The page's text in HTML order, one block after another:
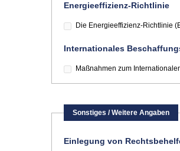
Energieeffizienz-Richtlinie
Die Energieeffizienz-Richtlinie
Internationales
Maßnahmen zum
Sonstiges / Weitere Angaben
Einlegung von